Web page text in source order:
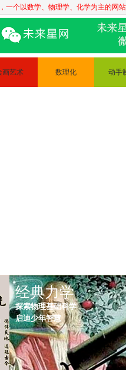
一个以数学、物理学、化学为主的网
画艺术 数理化 动手
经典力学
探索物理基础科学
启迪少年智慧